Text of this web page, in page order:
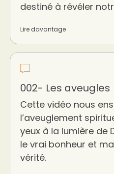
destiné à révéler
Lire davantage
002- Les aveugles
Cette vidéo nous
l’aveuglement
yeux à la lumière de
le vrai bonheur et
vérité.